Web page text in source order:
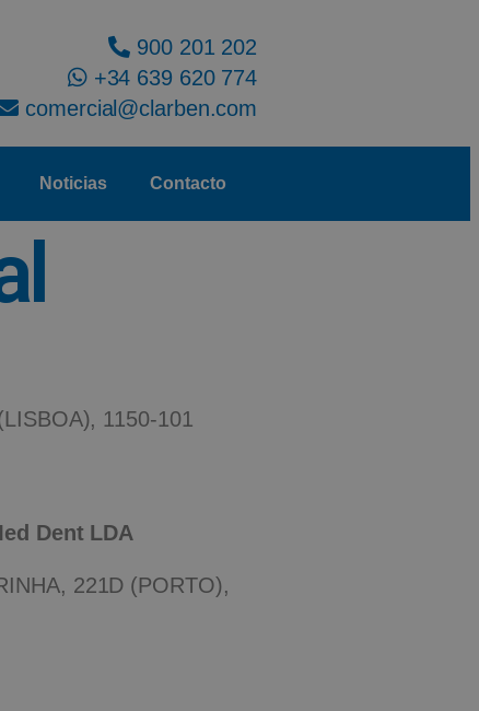
900 201 202
+34 639 620 774
comercial@clarben.com
Noticias Contacto
1150-101
Dent LDA
221D (PORTO),